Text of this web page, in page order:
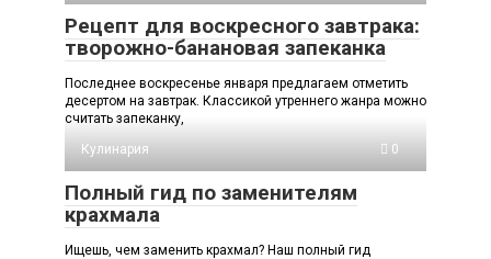
Рецепт для воскресного завтрака:
творожно-банановая запеканка
Последнее воскресенье января предлагаем отметить
десертом на завтрак. Классикой утреннего жанра можно
считать запеканку,
Кулинария
0
Полный гид по заменителям
крахмала
Ищешь, чем заменить крахмал? Наш полный гид